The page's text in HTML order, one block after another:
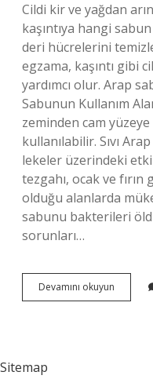
Cildi kir ve yağdan
kaşıntıya hangi
deri hücrelerini
egzama, kaşıntı gibi
yardımcı olur. Arap
Sabunun Kullanım
zeminden cam
kullanılabilir. Sıvı
lekeler üzerindeki
tezgahı, ocak ve
olduğu alanlarda
sabunu bakterileri
sorunları…
Devamını okuyun
Sitemap